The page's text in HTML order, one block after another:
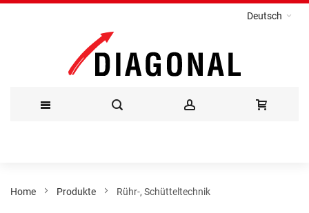
Deutsch
Inhalt
Home Produkte Rühr-, Schütteltechnik